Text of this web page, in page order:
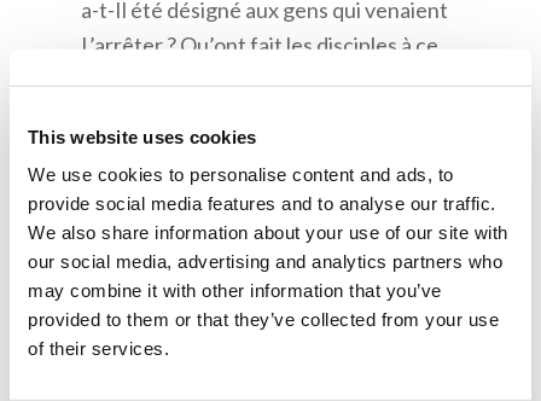
This website uses cookies
We use cookies to personalise content and ads, to
provide social media features and to analyse our traffic.
We also share information about your use of our site with
our social media, advertising and analytics partners who
may combine it with other information that you’ve
provided to them or that they’ve collected from your use
of their services.
a-t-Il été désigné aux gens qui venaient
L’arrêter ? Qu’ont fait les disciples à ce
moment-là ?
était-Il coupable de ce crime ? Pourquoi ?
Mémorisation